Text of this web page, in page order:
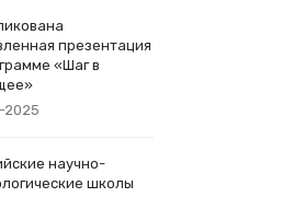
презентация
«Шаг в
2025
научно-
школы